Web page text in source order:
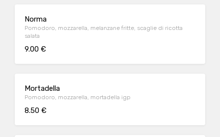
Norma
Pomodoro, mozzarella, melanzane fritte, scaglie di ricotta
salata
9.00 €
Mortadella
Pomodoro, mozzarella, mortadella igp
8.50 €